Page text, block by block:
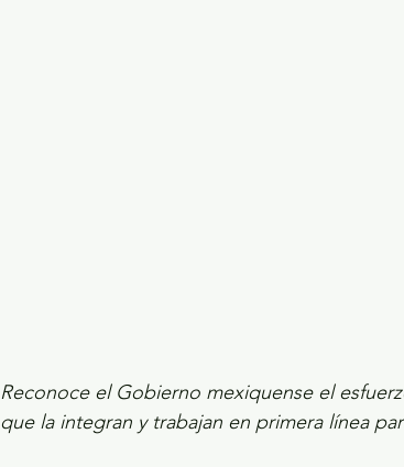
Reconoce el Gobierno mexiquense el
que la integran y trabajan en primera línea